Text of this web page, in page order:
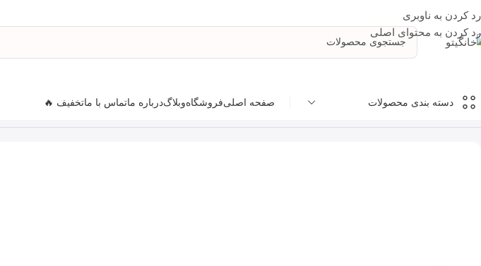
رد کردن به ناوبری
رد کردن به محتوای اصلی
دسته بندی محصولات صفحه اصلیفروشگاهوبلاگدرباره ماتماس با ماتخفیف 🔥
خانه لوازم خانه و آشپزخانه تابه سایز 28 رژیمی گرد MGS طرح ایتالیا B کد A